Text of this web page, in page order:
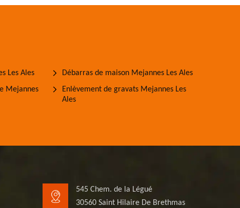
Les Ales
Mejannes
Débarras de maison Mejannes Les Ales
Enlèvement de gravats Mejannes Les
Ales
545 Chem. de la Légué
30560 Saint Hilaire De Brethmas